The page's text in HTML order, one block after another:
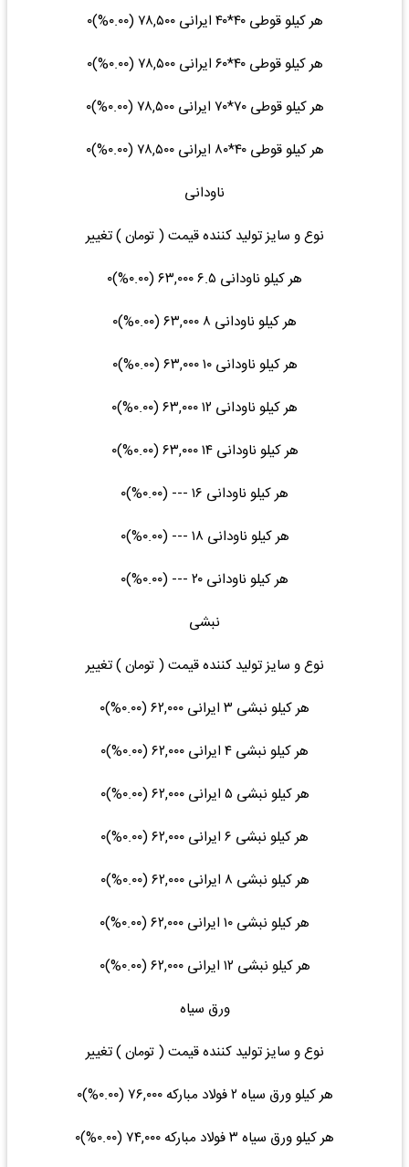
هر کیلو قوطی ۴۰*۴۰ ایرانی ۷۸,۵۰۰ (۰.۰۰%)۰
هر کیلو قوطی ۴۰*۶۰ ایرانی ۷۸,۵۰۰ (۰.۰۰%)۰
هر کیلو قوطی ۷۰*۷۰ ایرانی ۷۸,۵۰۰ (۰.۰۰%)۰
هر کیلو قوطی ۴۰*۸۰ ایرانی ۷۸,۵۰۰ (۰.۰۰%)۰
ناودانی
نوع و سایز تولید کننده قیمت ( تومان ) تغییر
هر کیلو ناودانی ۶.۵ ۶۳,۰۰۰ (۰.۰۰%)۰
هر کیلو ناودانی ۸ ۶۳,۰۰۰ (۰.۰۰%)۰
هر کیلو ناودانی ۱۰ ۶۳,۰۰۰ (۰.۰۰%)۰
هر کیلو ناودانی ۱۲ ۶۳,۰۰۰ (۰.۰۰%)۰
هر کیلو ناودانی ۱۴ ۶۳,۰۰۰ (۰.۰۰%)۰
هر کیلو ناودانی ۱۶ --- (۰.۰۰%)۰
هر کیلو ناودانی ۱۸ --- (۰.۰۰%)۰
هر کیلو ناودانی ۲۰ --- (۰.۰۰%)۰
نبشی
نوع و سایز تولید کننده قیمت ( تومان ) تغییر
هر کیلو نبشی ۳ ایرانی ۶۲,۰۰۰ (۰.۰۰%)۰
هر کیلو نبشی ۴ ایرانی ۶۲,۰۰۰ (۰.۰۰%)۰
هر کیلو نبشی ۵ ایرانی ۶۲,۰۰۰ (۰.۰۰%)۰
هر کیلو نبشی ۶ ایرانی ۶۲,۰۰۰ (۰.۰۰%)۰
هر کیلو نبشی ۸ ایرانی ۶۲,۰۰۰ (۰.۰۰%)۰
هر کیلو نبشی ۱۰ ایرانی ۶۲,۰۰۰ (۰.۰۰%)۰
هر کیلو نبشی ۱۲ ایرانی ۶۲,۰۰۰ (۰.۰۰%)۰
ورق سیاه
نوع و سایز تولید کننده قیمت ( تومان ) تغییر
هر کیلو ورق سیاه ۲ فولاد مبارکه ۷۶,۰۰۰ (۰.۰۰%)۰
هر کیلو ورق سیاه ۳ فولاد مبارکه ۷۴,۰۰۰ (۰.۰۰%)۰